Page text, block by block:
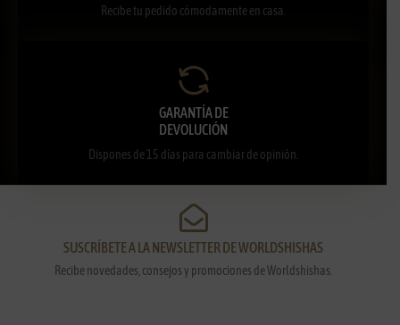
Recibe tu pedido cómodamente en casa.
GARANTÍA DE
DEVOLUCIÓN
Dispones de 15 días para cambiar de opinión.
SUSCRÍBETE A LA NEWSLETTER DE WORLDSHISHAS
Recibe novedades, consejos y promociones de Worldshishas.